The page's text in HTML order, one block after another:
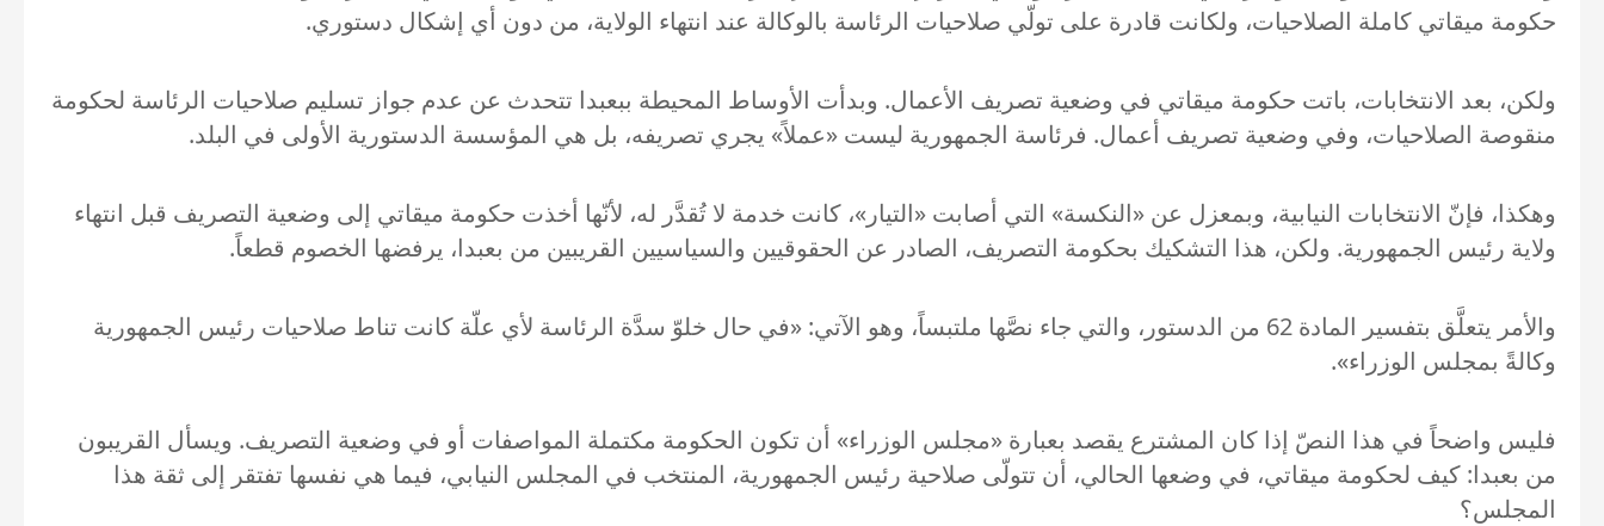
حكومة ميقاتي كاملة الصلاحيات، ولكانت قادرة على تولّي صلاحيات الرئاسة بالوكالة عند انتهاء الولاية، من دون أي إشكال دستوري.
ولكن، بعد الانتخابات، باتت حكومة ميقاتي في وضعية تصريف الأعمال. وبدأت الأوساط المحيطة ببعبدا تتحدث عن عدم جواز تسليم صلاحيات الرئاسة لحكومة
منقوصة الصلاحيات، وفي وضعية تصريف أعمال. فرئاسة الجمهورية ليست «عملاً» يجري تصريفه، بل هي المؤسسة الدستورية الأولى في البلد.
وهكذا، فإنّ الانتخابات النيابية، وبمعزل عن «النكسة» التي أصابت «التيار»، كانت خدمة لا تُقدَّر له، لأنّها أخذت حكومة ميقاتي إلى وضعية التصريف قبل انتهاء
ولاية رئيس الجمهورية. ولكن، هذا التشكيك بحكومة التصريف، الصادر عن الحقوقيين والسياسيين القريبين من بعبدا، يرفضها الخصوم قطعاً.
والأمر يتعلَّق بتفسير المادة 62 من الدستور، والتي جاء نصَّها ملتبساً، وهو الآتي: «في حال خلوّ سدَّة الرئاسة لأي علّة كانت تناط صلاحيات رئيس الجمهورية
وكالةً بمجلس الوزراء».
فليس واضحاً في هذا النصّ إذا كان المشترع يقصد بعبارة «مجلس الوزراء» أن تكون الحكومة مكتملة المواصفات أو في وضعية التصريف. ويسأل القريبون
من بعبدا: كيف لحكومة ميقاتي، في وضعها الحالي، أن تتولّى صلاحية رئيس الجمهورية، المنتخب في المجلس النيابي، فيما هي نفسها تفتقر إلى ثقة هذا
المجلس؟